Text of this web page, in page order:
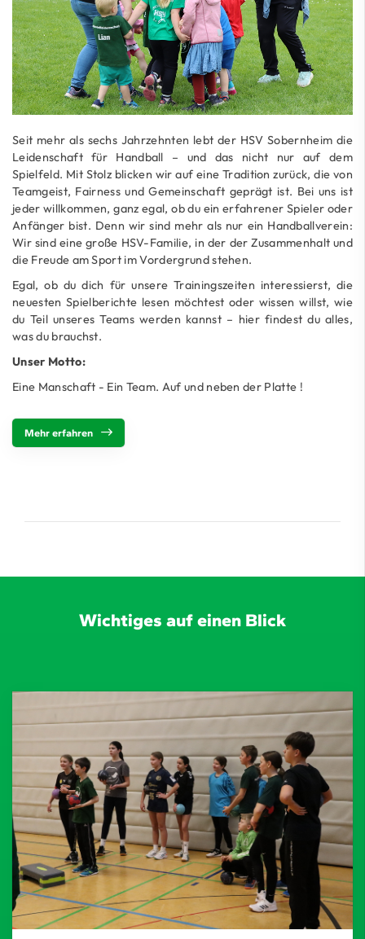
Seit mehr als sechs Jahrzehnten lebt der HSV Sobernheim die
Leidenschaft für Handball – und das nicht nur auf dem
Spielfeld. Mit Stolz blicken wir auf eine Tradition zurück, die von
Teamgeist, Fairness und Gemeinschaft geprägt ist. Bei uns ist
jeder willkommen, ganz egal, ob du ein erfahrener Spieler oder
Anfänger bist. Denn wir sind mehr als nur ein Handballverein:
Wir sind eine große HSV-Familie, in der der Zusammenhalt und
die Freude am Sport im Vordergrund stehen.
Egal, ob du dich für unsere Trainingszeiten interessierst, die
neuesten Spielberichte lesen möchtest oder wissen willst, wie
du Teil unseres Teams werden kannst – hier findest du alles,
was du brauchst.
Unser Motto:
Eine Manschaft - Ein Team. Auf und neben der Platte !
Mehr erfahren
Wichtiges auf einen Blick